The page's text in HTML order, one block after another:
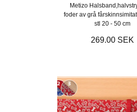
Metizo
foder av grå
stl 20 - 50 cm
269.00 SEK